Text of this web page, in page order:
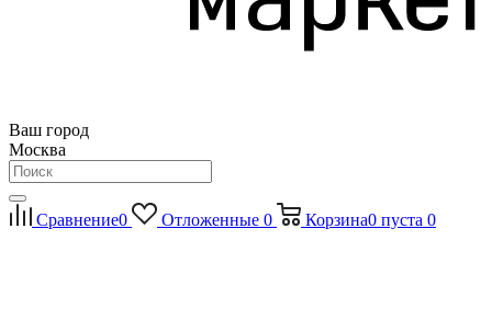
Ваш город
Москва
Сравнение0 Отложенные 0 Корзина0 пуста 0